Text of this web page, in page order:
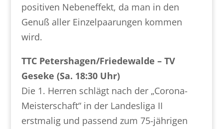
positiven Nebeneffekt, da man in den
Genuß aller Einzelpaarungen kommen
wird.
TTC Petershagen/Friedewalde – TV
Geseke (Sa. 18:30 Uhr)
Die 1. Herren schlägt nach der „Corona-
Meisterschaft“ in der Landesliga II
erstmalig und passend zum 75-jährigen